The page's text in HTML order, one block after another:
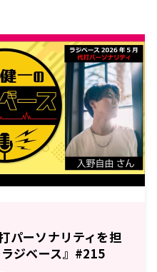
パーソナリティを担
ジベース』#215